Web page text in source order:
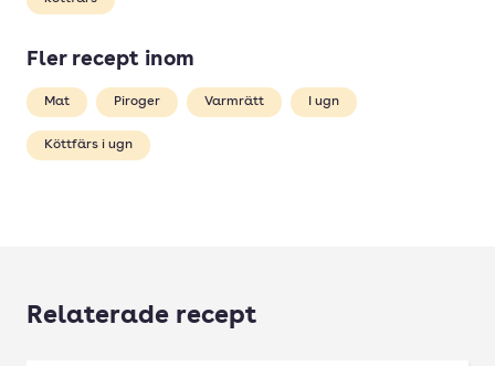
Fler recept inom
Mat Piroger Varmrätt I ugn
Köttfärs i ugn
Relaterade recept